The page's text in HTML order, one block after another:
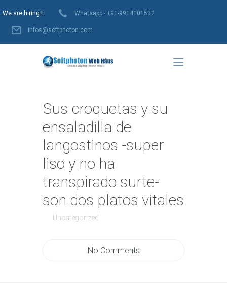
We are hiring ! Whatsapp:- +91-9914101532
infos@softphoton.com
Sus croquetas y su
ensaladilla de
langostinos -super
liso y no ha
transpirado surte-
son dos platos vitales
Uncategorized
No Comments